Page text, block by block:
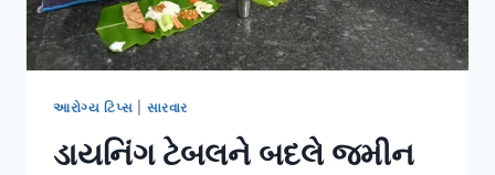
આરોગ્ય ટિપ્સ સારવાર
ડાયનિંગ ટેબલને બદલે જમીન